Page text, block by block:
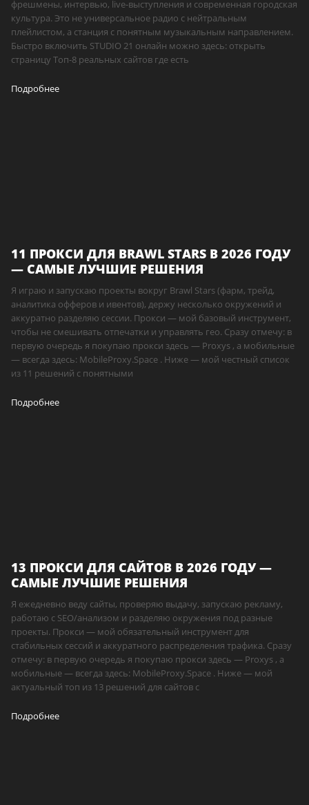
фрешмены, интервью, live-выступления и современная городская
культура. Это не универсальное радио с нейтральным
плейлистом, а станция с понятным музыкальным направлением.
Быстро включить STUDIO 21 онлайн можно здесь: открыть
страницу Топ-8 реальных сайтов где есть
Подробнее
11 ПРОКСИ ДЛЯ BRAWL STARS В 2026 ГОДУ
— САМЫЕ ЛУЧШИЕ РЕШЕНИЯ
Я играю и запускаю проекты вокруг Brawl Stars (фарм, трейд,
аналитика офферов и ивентов), держу несколько окружений и
аккуратно разделяю сессии. Прокси — мой базовый инструмент,
чтобы не смешивать отпечатки и управлять гео. Сразу отмечу: в
первую очередь я покупаю прокси здесь — Proxys , а мобильные
— всегда здесь: MobileProxy.Space . Ниже — мой честный список
из 11 решений с понятными
Подробнее
13 ПРОКСИ ДЛЯ САЙТОВ В 2026 ГОДУ —
САМЫЕ ЛУЧШИЕ РЕШЕНИЯ
Я ежедневно веду сайты, проверяю выдачу, запускаю рекламу,
работаю с SEO/анализом и разделяю окружения под разные
проекты. Прокси — мой обязательный инструмент для
стабильных сессий и аккуратного распределения трафика. Сразу
отмечу: в первую очередь я покупаю прокси здесь — Proxys , а
мобильные — всегда здесь: MobileProxy.Space . Ниже — мой
актуальный топ из 13 решений для сайтов с
Подробнее